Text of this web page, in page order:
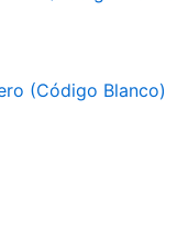
(Código Blanco)